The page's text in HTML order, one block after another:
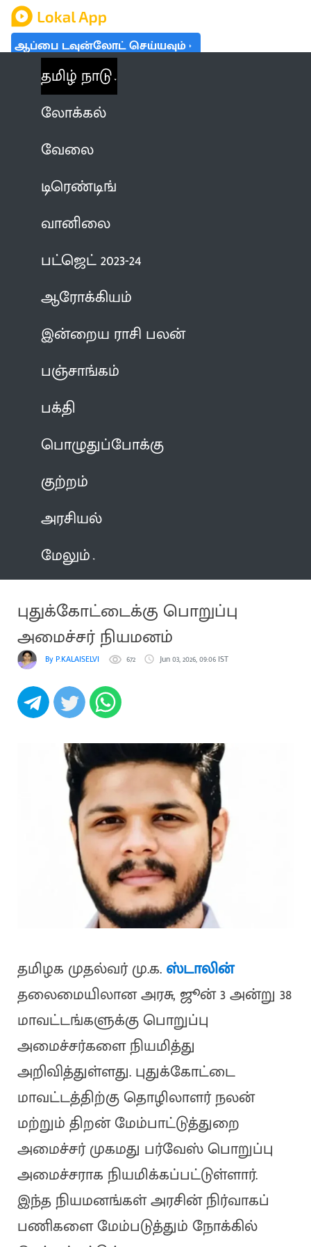
ஆப்பை டவுன்லோட் செய்யவும்
தமிழ் நாடு
லோக்கல்
வேலை
டிரெண்டிங்
வானிலை
பட்ஜெட் 2023-24
ஆரோக்கியம்
இன்றைய ராசி பலன்
பஞ்சாங்கம்
பக்தி
பொழுதுப்போக்கு
குற்றம்
அரசியல்
மேலும்
புதுக்கோட்டைக்கு பொறுப்பு
அமைச்சர் நியமனம்
By P.KALAISELVI 672 Jun 03, 2026, 09:06 IST
தமிழக முதல்வர் மு.க.ஸ்டாலின்
தலைமையிலான அரசு, ஜூன் 3 அன்று 38
மாவட்டங்களுக்கு பொறுப்பு
அமைச்சர்களை நியமித்து
அறிவித்துள்ளது. புதுக்கோட்டை
மாவட்டத்திற்கு தொழிலாளர் நலன்
மற்றும் திறன் மேம்பாட்டுத்துறை
அமைச்சர் முகமது பர்வேஸ் பொறுப்பு
அமைச்சராக நியமிக்கப்பட்டுள்ளார்.
இந்த நியமனங்கள் அரசின் நிர்வாகப்
பணிகளை மேம்படுத்தும் நோக்கில்